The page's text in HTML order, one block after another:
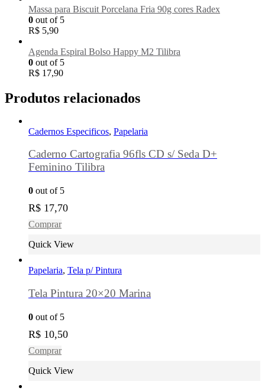
Massa para Biscuit Porcelana Fria 90g cores Radex
0 out of 5
R$ 5,90
Agenda Espiral Bolso Happy M2 Tilibra
0 out of 5
R$ 17,90
Produtos relacionados
Cadernos Especificos, Papelaria
Caderno Cartografia 96fls CD s/ Seda D+
Feminino Tilibra
0 out of 5
R$ 17,70
Comprar
Quick View
Papelaria, Tela p/ Pintura
Tela Pintura 20×20 Marina
0 out of 5
R$ 10,50
Comprar
Quick View